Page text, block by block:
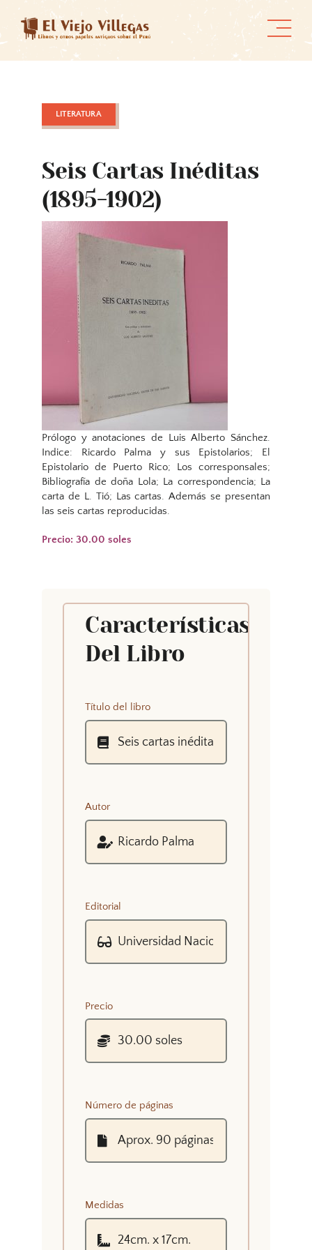
content
LITERATURA
Seis Cartas Inéditas
(1895-1902)
Prólogo y anotaciones de Luis Alberto Sánchez.
Indice: Ricardo Palma y sus Epistolarios; El
Epistolario de Puerto Rico; Los corresponsales;
Bibliografía de doña Lola; La correspondencia; La
carta de L. Tió; Las cartas. Además se presentan
las seis cartas reproducidas.
Precio: 30.00 soles
Características
Del Libro
Título del libro
Autor
Editorial
Precio
Número de páginas
Medidas